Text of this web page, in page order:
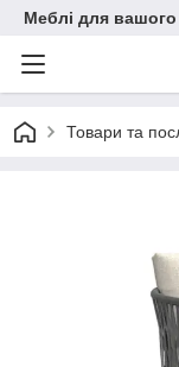
Меблі для
Товари та